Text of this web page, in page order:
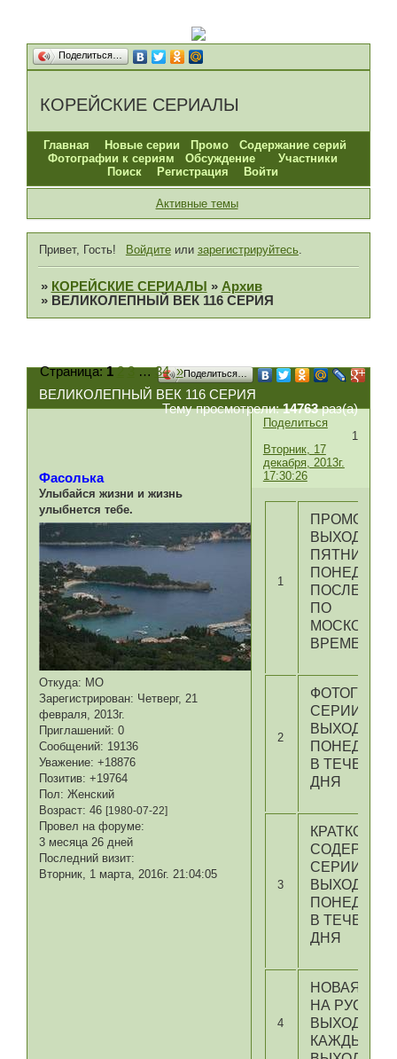
Поделиться…
КОРЕЙСКИЕ СЕРИАЛЫ
Главная Новые серии Промо
Содержание серий
Фотографии к сериям
Обсуждение
Участники
Поиск
Регистрация Войти
Активные темы
Привет, Гость! Войдитеили зарегистрируйтесь.
» КОРЕЙСКИЕ СЕРИАЛЫ » Архив
» ВЕЛИКОЛЕПНЫЙ ВЕК 116 СЕРИЯ
Поделиться…
ВЕЛИКОЛЕПНЫЙ ВЕК 116 СЕРИЯ
Тему просмотрели:14763раз(а)
Страница:1 2 3 … 34 »
Поделиться
1
Вторник, 17
декабря, 2013г.
17:30:26
Фасолька
Улыбайся жизни и жизнь
улыбнется тебе.
Откуда: МО
Зарегистрирован: Четверг, 21
февраля, 2013г.
Приглашений: 0
Сообщений: 19136
Уважение: +18876
Позитив: +19764
Пол: Женский
Возраст: 46[1980-07-22]
Провел на форуме:
3 месяца 26 дней
Последний визит:
Вторник, 1 марта, 2016г. 21:04:05
1
ПРОМО
ВЫХОДИТ В
ПЯТНИЦУ И
ПОСЛЕ
ПО
ВРЕМЕНИ
2
СЕРИИ
ВЫХОДЯТ В
В ТЕЧЕНИЕ
ДНЯ
3
КРАТКОЕ
СЕРИИ
ВЫХОДИТ В
В ТЕЧЕНИЕ
ДНЯ
4
НОВАЯ
НА
ВЫХОДИТ
КАЖДЫЕ